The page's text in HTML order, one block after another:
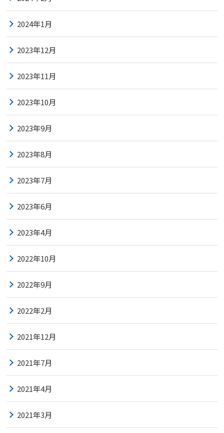
2024年1月
2023年12月
2023年11月
2023年10月
2023年9月
2023年8月
2023年7月
2023年6月
2023年4月
2022年10月
2022年9月
2022年2月
2021年12月
2021年7月
2021年4月
2021年3月